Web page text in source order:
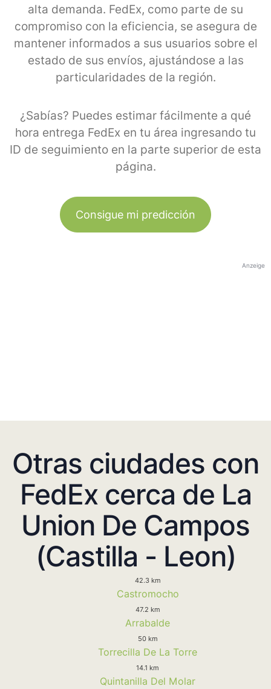
alta demanda. FedEx, como parte de su
compromiso con la eficiencia, se asegura de
mantener informados a sus usuarios sobre el
estado de sus envíos, ajustándose a las
particularidades de la región.
¿Sabías? Puedes estimar fácilmente a qué
hora entrega FedEx en tu área ingresando tu
ID de seguimiento en la parte superior de esta
página.
Consigue mi predicción
Anzeige
Otras ciudades con
FedEx cerca de La
Union De Campos
(Castilla - Leon)
42.3 km
Castromocho
47.2 km
Arrabalde
50 km
Torrecilla De La Torre
14.1 km
Quintanilla Del Molar